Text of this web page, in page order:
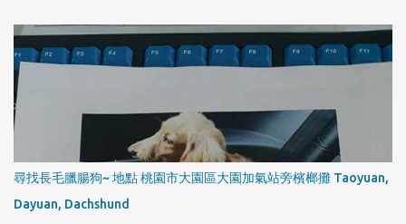
尋找長毛臘腸狗~ 地點 桃園市大園區大園加氣站旁檳榔攤 Taoyuan,
Dayuan, Dachshund